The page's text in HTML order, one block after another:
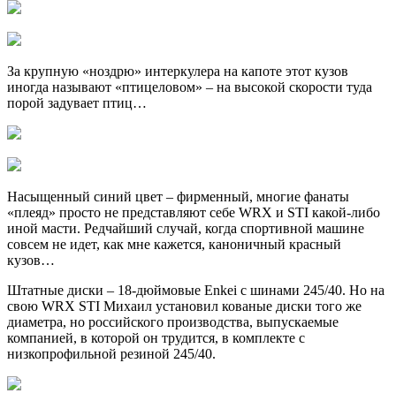
За крупную «ноздрю» интеркулера на капоте этот кузов
иногда называют «птицеловом» – на высокой скорости туда
порой задувает птиц…
Насыщенный синий цвет – фирменный, многие фанаты
«плеяд» просто не представляют себе WRX и STI какой-либо
иной масти. Редчайший случай, когда спортивной машине
совсем не идет, как мне кажется, каноничный красный
кузов…
Штатные диски – 18-дюймовые Enkei с шинами 245/40. Но на
свою WRX STI Михаил установил кованые диски того же
диаметра, но российского производства, выпускаемые
компанией, в которой он трудится, в комплекте с
низкопрофильной резиной 245/40.